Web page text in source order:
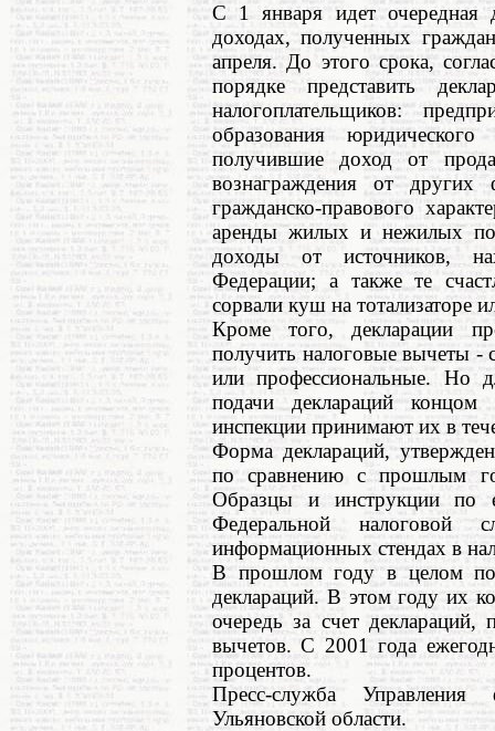
С 1 января идет очередная
доходах, полученных
апреля. До этого срока,
порядке представить
налогоплательщиков:
образования
получившие доход от
вознаграждения от
гражданско-правового
аренды жилых и нежилых
доходы от источников,
Федерации; а также те
сорвали куш на тотализаторе
Кроме того, декларации
получить налоговые вычеты -
или профессиональные. Но
подачи деклараций концом
инспекции принимают их в
Форма деклараций,
по сравнению с прошлым
Образцы и инструкции по
Федеральной
информационных стендах в
В прошлом году в целом по
деклараций. В этом году их
очередь за счет
вычетов. С 2001 года
процентов.
Пресс-служба
Ульяновской области.